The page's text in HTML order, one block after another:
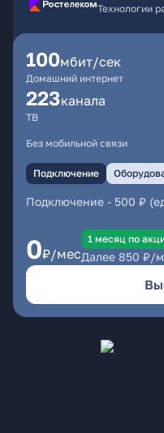
Технологии
100мбит/сек
Домашний интернет
223каналa
ТВ
Без мобильной связи
Подключение
Подключение - 500 ₽
0₽/мес
1 месяц по
Далее 850 ₽/